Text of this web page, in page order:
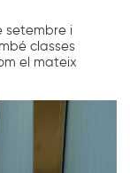
setembre i
classes
el mateix